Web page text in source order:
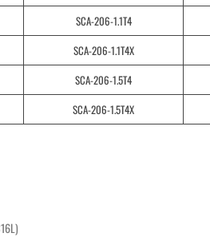
SCA-206-1.1T4
SCA-206-1.1T4X
SCA-206-1.5T4
SCA-206-1.5T4X